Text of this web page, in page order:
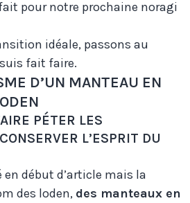
pour notre prochaine noragi
idéale, passons au
fait faire.
D’UN MANTEAU EN
PÉTER LES
L’ESPRIT DU
en début d’article mais la
des loden, des manteaux en